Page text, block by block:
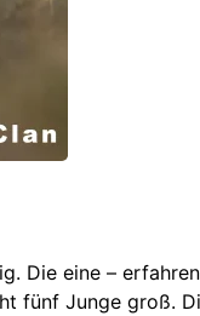
Die eine –
fünf Junge groß.